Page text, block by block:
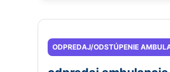
ODPREDAJ/ODSTÚPENIE